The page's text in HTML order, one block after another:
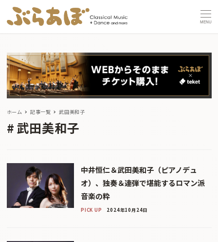
MENU
ホーム 記事一覧 武田美和子
武田美和子
中井恒仁＆武田美和子（ピアノデュ
オ）、独奏＆連弾で堪能するロマン派
音楽の粋
PICK UP 2024年10月24日